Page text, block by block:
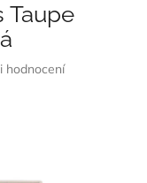
Taupe
hodnocení